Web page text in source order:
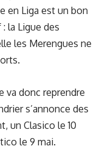
en Liga est un bon
la Ligue des
les Merengues ne
va donc reprendre
s’annonce des
un Clasico le 10
le 9 mai.